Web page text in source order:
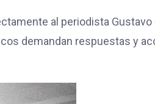
al periodista Gustavo
demandan respuestas y